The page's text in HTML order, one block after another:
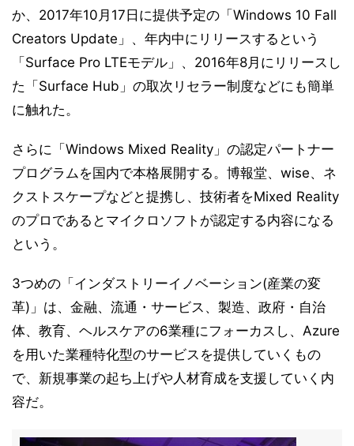
か、2017年10月17日に提供予定の「Windows 10 Fall
Creators Update」、年内中にリリースするという
「Surface Pro LTEモデル」、2016年8月にリリースし
た「Surface Hub」の取次リセラー制度などにも簡単
に触れた。
さらに「Windows Mixed Reality」の認定パートナー
プログラムを国内で本格展開する。博報堂、wise、ネ
クストスケープなどと提携し、技術者をMixed Reality
のプロであるとマイクロソフトが認定する内容になる
という。
3つめの「インダストリーイノベーション(産業の変
革)」は、金融、流通・サービス、製造、政府・自治
体、教育、ヘルスケアの6業種にフォーカスし、Azure
を用いた業種特化型のサービスを提供していくもの
で、新規事業の起ち上げや人材育成を支援していく内
容だ。